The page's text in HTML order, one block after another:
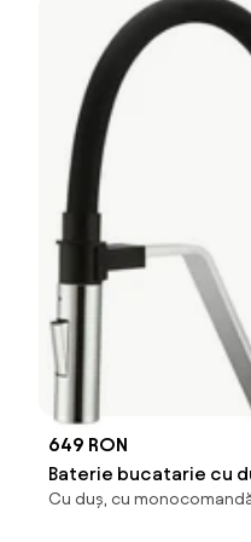
649 RON
Baterie bucatarie cu
negru Invena Terra
Cu duș, cu